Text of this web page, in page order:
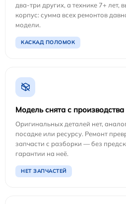
два-три других, а технике 7+ лет,
корпус: сумма всех ремонтов
модели.
КАСКАД ПОЛОМОК
Модель снята с производства
Оригинальных деталей нет,
посадке или ресурсу. Ремонт
запчасти с разборки — без
гарантии на неё.
НЕТ ЗАПЧАСТЕЙ